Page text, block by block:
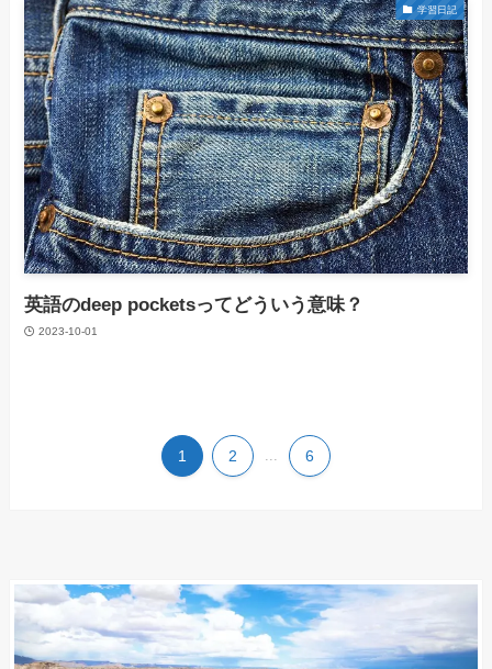
学習日記
英語のdeep pocketsってどういう意味？
2023-10-01
1 2 6